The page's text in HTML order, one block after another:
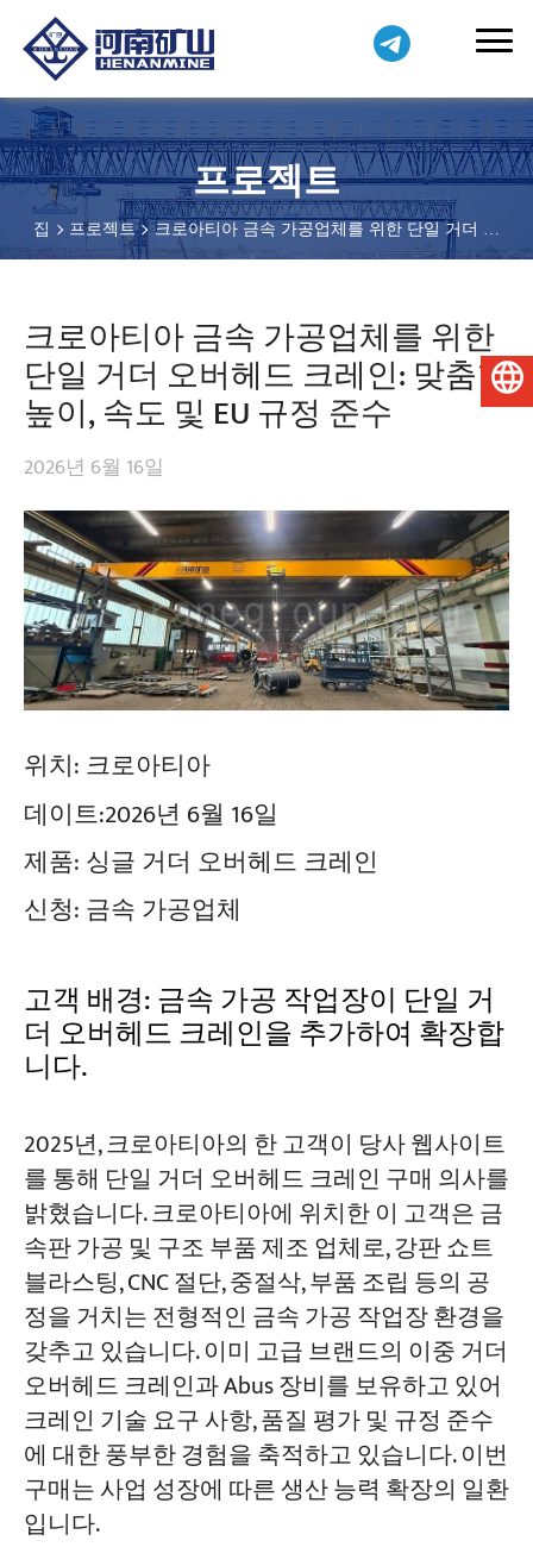
프로젝트
블로그
뉴스
응용
회사 소개
문의하기
프로젝트
집 프로젝트
크로아티아 금속 가공업체를 위한 단일 거더 오
버헤드 크레인: 맞춤형 높이, 속도 및 EU 규정 준수
크로아티아 금속 가공업체를 위한
단일 거더 오버헤드 크레인: 맞춤형
높이, 속도 및 EU 규정 준수
2026년 6월 16일
위치: 크로아티아
데이트:2026년 6월 16일
제품: 싱글 거더 오버헤드 크레인
신청: 금속 가공업체
고객 배경: 금속 가공 작업장이 단일 거
더 오버헤드 크레인을 추가하여 확장합
니다.
2025년, 크로아티아의 한 고객이 당사 웹사이트
를 통해 단일 거더 오버헤드 크레인 구매 의사를
밝혔습니다. 크로아티아에 위치한 이 고객은 금
속판 가공 및 구조 부품 제조 업체로, 강판 쇼트
블라스팅, CNC 절단, 중절삭, 부품 조립 등의 공
정을 거치는 전형적인 금속 가공 작업장 환경을
갖추고 있습니다. 이미 고급 브랜드의 이중 거더
오버헤드 크레인과 Abus 장비를 보유하고 있어
크레인 기술 요구 사항, 품질 평가 및 규정 준수
에 대한 풍부한 경험을 축적하고 있습니다. 이번
구매는 사업 성장에 따른 생산 능력 확장의 일환
입니다.
한국어